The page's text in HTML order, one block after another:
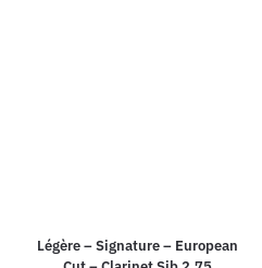
Légère – Signature – European